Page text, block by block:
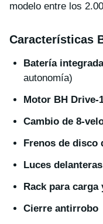
modelo entre los
Características
Batería
autonomía)
Motor BH Drive-
Cambio de 8-
Frenos de disco
Luces
Rack para carga
Cierre antirrobo